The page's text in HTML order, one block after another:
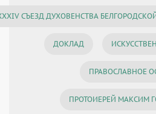
СЪЕЗД ДУХОВЕНСТВА
ДОКЛАД
ПРАВОСЛАВНОЕ
ПРОТОИЕРЕЙ МАКСИМ